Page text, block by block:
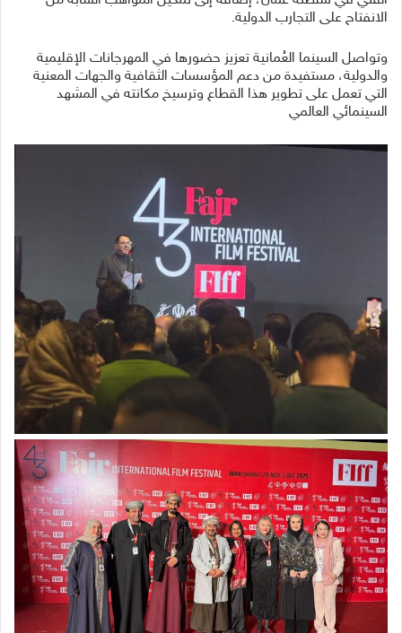
الانفتاح على التجارب الدولية.
وتواصل السينما العُمانية تعزيز حضورها في المهرجانات الإقليمية
والدولية، مستفيدة من دعم المؤسسات الثقافية والجهات المعنية
التي تعمل على تطوير هذا القطاع وترسيخ مكانته في المشهد
السينمائي العالمي